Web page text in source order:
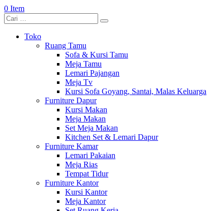
0 Item
Toko
Ruang Tamu
Sofa & Kursi Tamu
Meja Tamu
Lemari Pajangan
Meja Tv
Kursi Sofa Goyang, Santai, Malas Keluarga
Furniture Dapur
Kursi Makan
Meja Makan
Set Meja Makan
Kitchen Set & Lemari Dapur
Furniture Kamar
Lemari Pakaian
Meja Rias
Tempat Tidur
Furniture Kantor
Kursi Kantor
Meja Kantor